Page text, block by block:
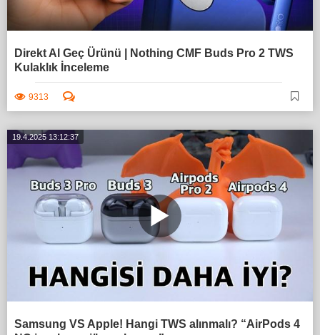
Direkt Al Geç Ürünü | Nothing CMF Buds Pro 2 TWS
Kulaklık İnceleme
9313
19.4.2025 13:12:37
Samsung VS Apple! Hangi TWS alınmalı? “AirPods 4